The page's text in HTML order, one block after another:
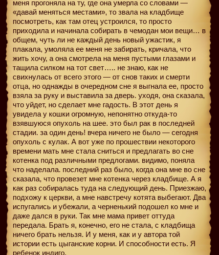
меня прогоняла на ту, где она умерла со словами —
«давай меняться местами», то звала на кладбище
посмотреть, как там отец устроился, то просто
приходила и начинала собирать в чемодан мои вещи… в
oбщем, чуть ли не каждый день новый ужастик, я
плакала, умоляла ее меня не забирать, кричала, что
жить хочу, а она смотрела на меня пустыми глазами и
тащила силком на тот свет….. не знаю, как не
свихнулась от всего этого — от снов таких и смерти
отца, но однажды в очередном сне я выгнала ее, просто
взяла за руку и выставила за дверь. уходя, она сказала,
что уйдет, но сделает мне гадость. В этот день я
увидела у кошки огромную, непонятно откуда-то
взявшуюся опухоль на шее. это был рак в последней
стадии. за один день! вчера ничего не было — сегодня
опухоль с кулак. А вот уже по прошествии некоторого
времени мать мне стала сниться и предлагать во сне
котенка под различными предлогами. видимо, поняла
что наделала. последний раз было, когда она мне во сне
сказала, что провезет мне котенка через кладбище. А я
как раз собиралась туда на следующий день. Приезжаю,
подхожу к церкви, а мне навстречу котята выбегают. Два
испугались и убежали, а черненький подошел ко мне и
даже дался в руки. Так мне мама привет оттуда
передала. Брать я, конечно, его не стала, с кладбища
ничего брать нельзя. И у меня, как и у автора той
истории есть цыганские корни. И способности есть. Я
ребенок индиго.